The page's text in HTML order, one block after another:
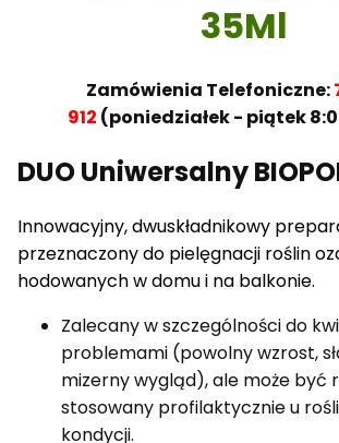
35Ml
Zamówienia Telefoniczne:
912 (poniedziałek - piątek
DUO Uniwersalny
Innowacyjny, dwuskładnikowy
przeznaczony do pielęgnacji roślin
hodowanych w domu i na balkonie.
Zalecany w szczególności do
problemami (powolny wzrost,
mizerny wygląd), ale może być
stosowany profilaktycznie u
kondycji.